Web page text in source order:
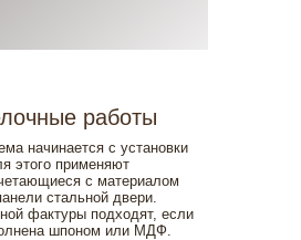
работы
начинается с установки
этого применяют
с материалом
стальной двери.
фактуры подходят, если
шпоном или МДФ.